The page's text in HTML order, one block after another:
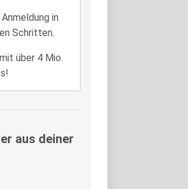
in
Schritten.
über 4 Mio.
aus deiner